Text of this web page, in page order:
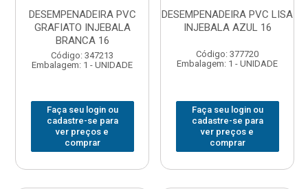
DESEMPENADEIRA PVC
GRAFIATO INJEBALA
BRANCA 16
Código: 347213
Embalagem: 1 - UNIDADE
Faça seu login ou
cadastre-se para
ver preços e
comprar
DESEMPENADEIRA PVC LISA
INJEBALA AZUL 16
Código: 377720
Embalagem: 1 - UNIDADE
Faça seu login ou
cadastre-se para
ver preços e
comprar